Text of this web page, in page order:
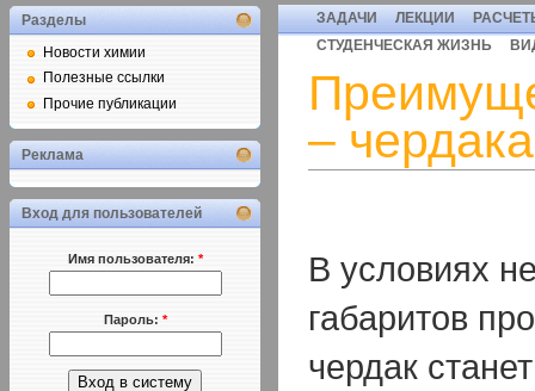
ЗАДАЧИ ЛЕКЦИИ
СТУДЕНЧЕСКАЯ ЖИЗНЬ
– чердака
В условиях
габаритов
чердак
Разделы
Новости химии
Полезные ссылки
Прочие публикации
Реклама
Вход для пользователей
Имя пользователя: *
Пароль: *